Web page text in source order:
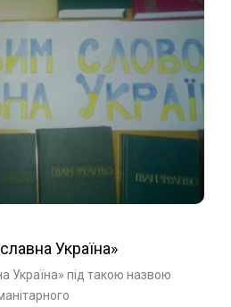
Україна»
Україна» під такою назвою